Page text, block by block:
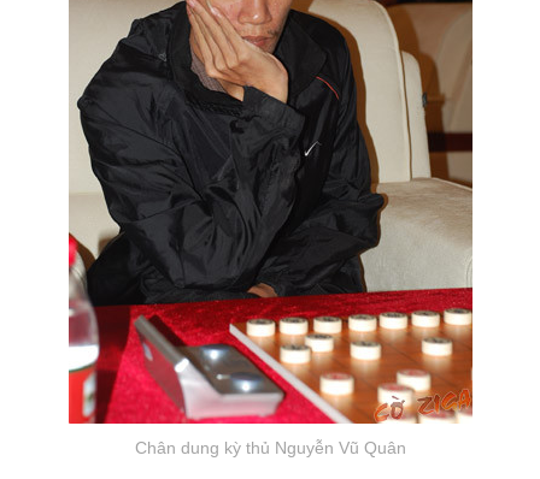
Chân dung kỳ thủ Nguyễn Vũ Quân